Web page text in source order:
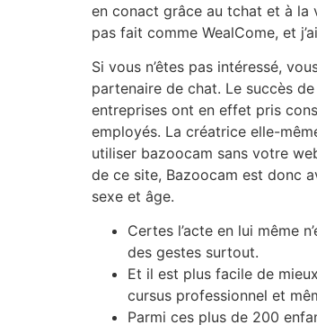
en conact grâce au tchat et à la
pas fait comme WealCome, et
Si vous n’êtes pas intéressé,
partenaire de chat. Le succès
entreprises ont en effet pris
employés. La créatrice elle-
utiliser bazoocam sans votre
de ce site, Bazoocam est donc
sexe et âge.
Certes l’acte en lui même
des gestes surtout.
Et il est plus facile de
cursus professionnel et
Parmi ces plus de 200